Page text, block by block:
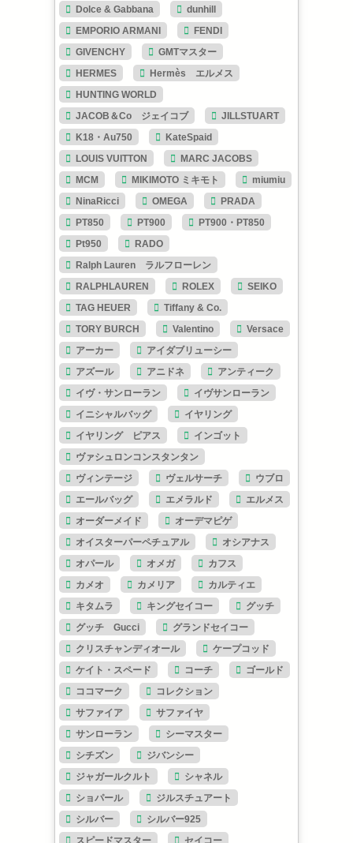
Dolce & Gabbana
dunhill
EMPORIO ARMANI
FENDI
GIVENCHY
GMTマスター
HERMES
Hermès エルメス
HUNTING WORLD
JACOB＆Co ジェイコブ
JILLSTUART
K18・Au750
KateSpaid
LOUIS VUITTON
MARC JACOBS
MCM
MIKIMOTO ミキモト
miumiu
NinaRicci
OMEGA
PRADA
PT850
PT900
PT900・PT850
Pt950
RADO
Ralph Lauren ラルフローレン
RALPHLAUREN
ROLEX
SEIKO
TAG HEUER
Tiffany & Co.
TORY BURCH
Valentino
Versace
アーカー
アイダブリューシー
アズール
アニドネ
アンティーク
イヴ・サンローラン
イヴサンローラン
イニシャルバッグ
イヤリング
イヤリング ピアス
インゴット
ヴァシュロンコンスタンタン
ヴィンテージ
ヴェルサーチ
ウブロ
エールバッグ
エメラルド
エルメス
オーダーメイド
オーデマピゲ
オイスターパーペチュアル
オシアナス
オパール
オメガ
カフス
カメオ
カメリア
カルティエ
キタムラ
キングセイコー
グッチ
グッチ Gucci
グランドセイコー
クリスチャンディオール
ケープコッド
ケイト・スペード
コーチ
ゴールド
ココマーク
コレクション
サファイア
サファイヤ
サンローラン
シーマスター
シチズン
ジバンシー
ジャガールクルト
シャネル
ショパール
ジルスチュアート
シルバー
シルバー925
スピードマスター
セイコー